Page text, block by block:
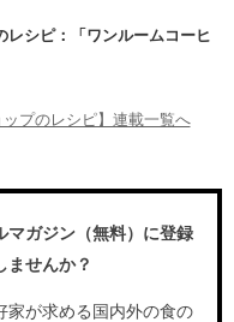
レシピ：「ワンルームコーヒ
ップのレシピ】連載一覧へ
マガジン（無料）に登録
ませんか？
家が求める国内外の食の